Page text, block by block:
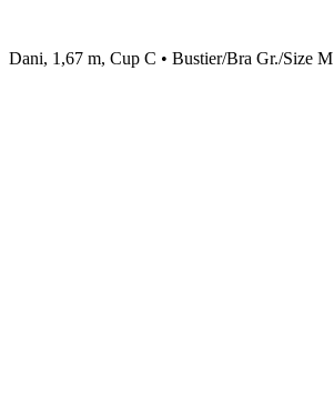
Dani, 1,67 m, Cup C • Bustier/Bra Gr./Size M